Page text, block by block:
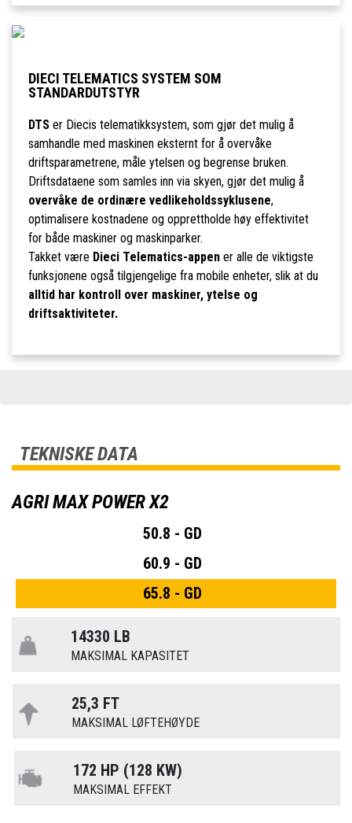
DIECI TELEMATICS SYSTEM SOM
STANDARDUTSTYR
DTSer Diecis telematikksystem, som gjør det mulig å
samhandle med maskinen eksternt for å overvåke
driftsparametrene, måle ytelsen og begrense bruken.
Driftsdataene som samles inn via skyen, gjør det mulig å
overvåke de ordinære vedlikeholdssyklusene,
optimalisere kostnadene og opprettholde høy effektivitet
for både maskiner og maskinparker.
Takket være Dieci Telematics-appener alle de viktigste
funksjonene også tilgjengelige fra mobile enheter, slik at du
alltid har kontroll over maskiner, ytelse og
driftsaktiviteter.
TEKNISKE DATA
AGRI MAX POWER X2
50.8 - GD
60.9 - GD
65.8 - GD
14330 LB
MAKSIMAL KAPASITET
25,3 FT
MAKSIMAL LØFTEHØYDE
172 HP (128 KW)
MAKSIMAL EFFEKT